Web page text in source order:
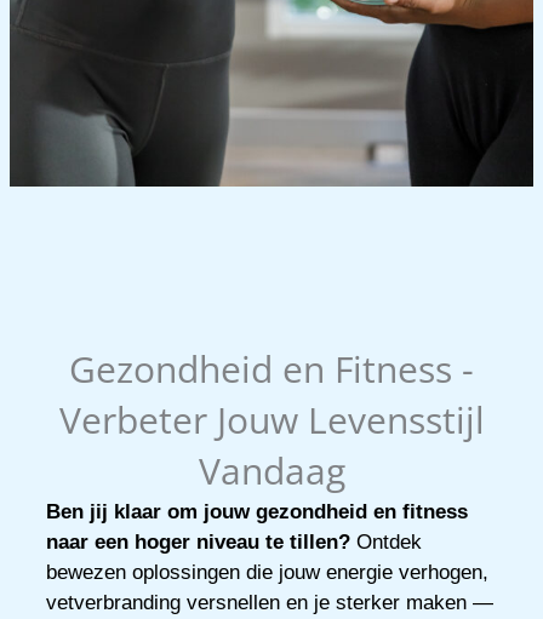
Gezondheid en Fitness -
Verbeter Jouw Levensstijl
Vandaag
Ben jij klaar om jouw gezondheid en fitness
naar een hoger niveau te tillen? Ontdek
bewezen oplossingen die jouw energie verhogen,
vetverbranding versnellen en je sterker maken —